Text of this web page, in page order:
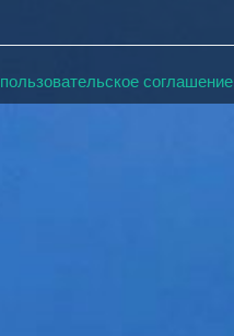
пользовательское соглашение